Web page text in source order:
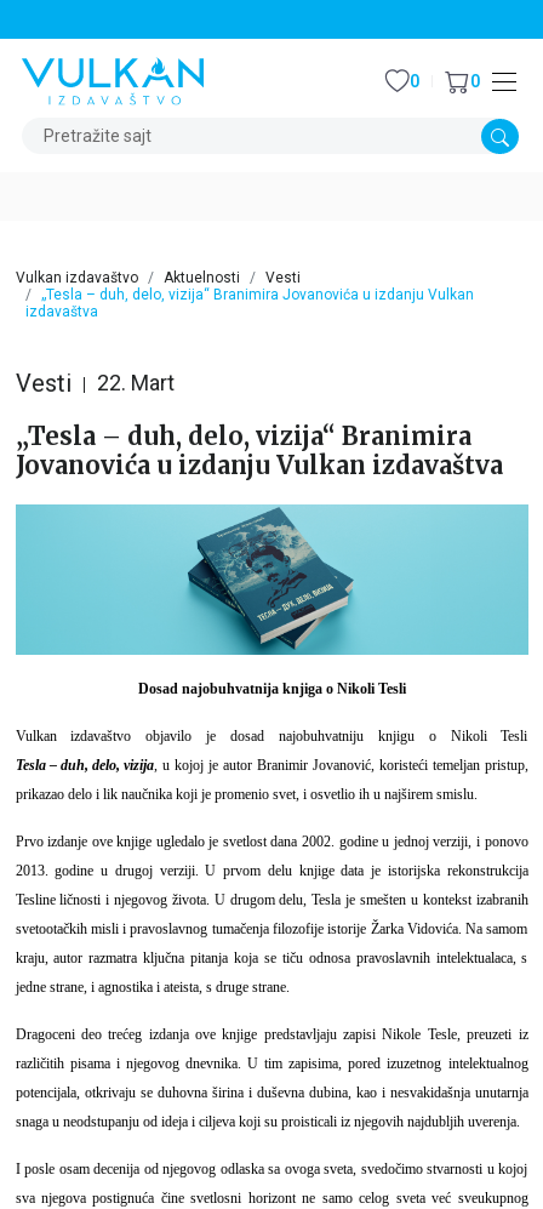
Pretražite sajt
0 0
Vulkan izdavaštvo Aktuelnosti
Vesti
„Tesla – duh, delo, vizija“ Branimira Jovanovića u izdanju Vulkan
izdavaštva
Vesti 22. Mart
„Tesla – duh, delo, vizija“ Branimira
Jovanovića u izdanju Vulkan izdavaštva
Dosad najobuhvatnija knjiga o Nikoli Tesli
Vulkan izdavaštvo objavilo je dosad najobuhvatniju knjigu o Nikoli Tesli
Tesla – duh, delo, vizija, u kojoj je autor Branimir Jovanović, koristeći temeljan pristup,
prikazao delo i lik naučnika koji je promenio svet, i osvetlio ih u najširem smislu.
Prvo izdanje ove knjige ugledalo je svetlost dana 2002. godine u jednoj verziji, i ponovo
2013. godine u drugoj verziji. U prvom delu knjige data je istorijska rekonstrukcija
Tesline ličnosti i njegovog života. U drugom delu, Tesla je smešten u kontekst izabranih
svetootačkih misli i pravoslavnog tumačenja filozofije istorije Žarka Vidovića. Na samom
kraju, autor razmatra ključna pitanja koja se tiču odnosa pravoslavnih intelektualaca, s
jedne strane, i agnostika i ateista, s druge strane.
Dragoceni deo trećeg izdanja ove knjige predstavljaju zapisi Nikole Tesle, preuzeti iz
različitih pisama i njegovog dnevnika. U tim zapisima, pored izuzetnog intelektualnog
potencijala, otkrivaju se duhovna širina i duševna dubina, kao i nesvakidašnja unutarnja
snaga u neodstupanju od ideja i ciljeva koji su proisticali iz njegovih najdubljih uverenja.
I posle osam decenija od njegovog odlaska sa ovoga sveta, svedočimo stvarnosti u kojoj
sva njegova postignuća čine svetlosni horizont ne samo celog sveta već sveukupnog